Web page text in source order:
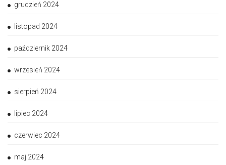
grudzień 2024
listopad 2024
październik 2024
wrzesień 2024
sierpień 2024
lipiec 2024
czerwiec 2024
maj 2024